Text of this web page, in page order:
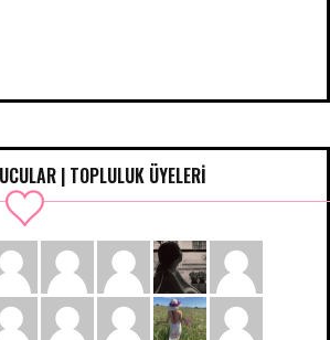
| TOPLULUK ÜYELERİ